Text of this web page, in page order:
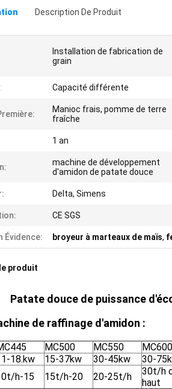
Description De Produit
Installation de fabrication de
grain
Capacité différente
Manioc frais, pomme de terre
fraîche
1 an
machine de développement
d'amidon de patate douce
Delta, Simens
CE SGS
Évidence: broyeur à marteaux de maïs,
produit
Patate douce de puissance
de raffinage d'amidon :
MC500 MC550
MC600
18.kw 15-37kw 30-45kw
30-
h-15 15t/h-20 20-25t/h
30t/h
haut